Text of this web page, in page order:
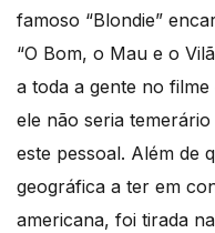
famoso “Blondie”
“O Bom, o Mau e o
a toda a gente no
ele não seria
este pessoal. Além de
geográfica a ter em
americana, foi tirada